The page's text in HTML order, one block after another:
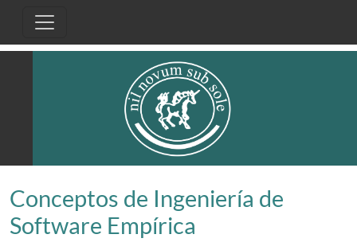
Conceptos de Ingeniería de
Software Empírica